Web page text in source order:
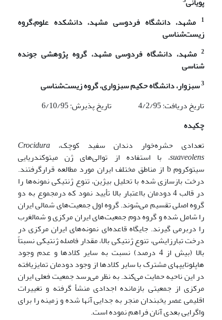
1 مشهد، دانشگاه فردوسی مشهد، دانشکده علوم،گروه
زیست‌شناسی
2 مشهد، دانشگاه فردوسی مشهد، گروه پژوهشی جونده
شناسی
3سبزوار، دانشگاه حکیم سبزواری، گروه زیست‌شناسی
تاریخ دریافت: 4/2/95 تاریخ پذیرش: 6/10/95
چکیده
تعدادی حشره‌خوار دندان سفید کوچک، Crocidura
suaveolens، با استفاده از توالی‌های ژن میتوکندریایی
سیتوکروم b از مناطق مختلف ایران مورد مطالعه قرارگرفتند.
درخت بازسازی شده با تحلیل بیژین، تنوع ژنتیکی نمونه‌ها را
در قالب 4 دودمان بااعتبار بالا تأیید نمود که درمجموع به دو
گروه اصلی تقسیم می‌شوند. گروه اول جمعیت‌های شمالی ایران
را شامل شده و گروه دوم جمعیت‌های ایران مرکزی و شمال­غرب
را دربرمی گیرند. جایگاه قاعده‌ای نمونه‌های ایران مرکزی در
درخت تبارزایشی، تنوع ژنتیکی بالا، مقدار فاصله ژنتیکی نسبتاً
بالا (بیش از 4 درصد) نسبت به سایر کلادها و عدم وجود
هاپلوتایپ­های مشترک با سایر کلادها از وجود دودمان تمایزیافته
در این ناحیه حمایت می‌کند. به نظر می‌رسد جمعیت فعلی ایران
مرکزی از جمعیتی بازمانده اجدادی منشأ گرفته و تغییرات
اقلیمی عصر یخبندان منجر به جدایی آنها شده و زمینه را برای
واگرایی بعدی آنان فراهم نموده است.